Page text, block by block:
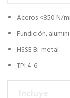
Aceros <850 N/
Fundición,
HSSE Bi-metal
TPI 4-6